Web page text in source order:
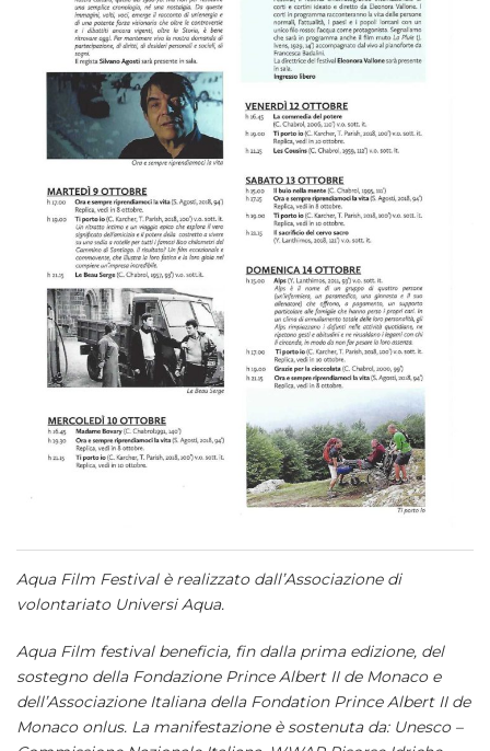
Aqua Film Festival è realizzato dall’Associazione di
volontariato Universi Aqua.
Aqua Film festival beneficia, fin dalla prima edizione, del
sostegno della Fondazione Prince Albert II de Monaco e
dell’Associazione Italiana della Fondation Prince Albert II de
Monaco onlus. La manifestazione è sostenuta da: Unesco –